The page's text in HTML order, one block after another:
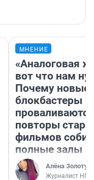
МНЕНИЕ
«Аналоговая
вот что нам
Почему новые
блокбастеры
повторы
фильмов
полные залы
Алёна
Журналист НГС